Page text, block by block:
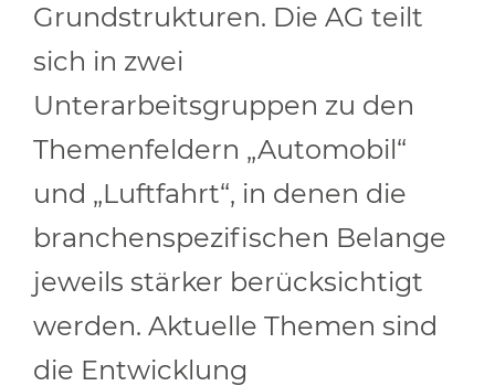
Grundstrukturen. Die AG teilt
sich in zwei
Unterarbeitsgruppen zu den
Themenfeldern „Automobil“
und „Luftfahrt“, in denen die
branchenspezifischen Belange
jeweils stärker berücksichtigt
werden. Aktuelle Themen sind
die Entwicklung